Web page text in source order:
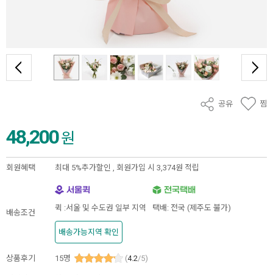
공유 찜
48,200원
회원혜택 최대 5%추가할인 , 회원가입 시 3,374원 적립
배송조건
퀵 :서울 및 수도권 일부 지역
배송가능지역 확인
택배: 전국 (제주도 불가)
상품후기 15명 (4.2/5)